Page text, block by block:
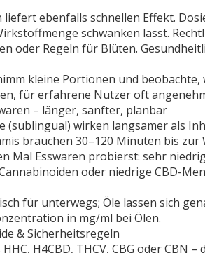
liefert ebenfalls schnellen Effekt.
schwanken lässt.
oder Regeln für Blüten.
kleine Portionen und
für erfahrene Nutzer oft
– länger, sanfter, planbar
(sublingual) wirken langsamer als
brauchen 30–120 Minuten bis
Mal Esswaren probierst: sehr
oder niedrige CBD-
für unterwegs; Öle lassen sich
in mg/ml bei Ölen.
& Sicherheitsregeln
H4CBD, THCV, CBG oder CBN